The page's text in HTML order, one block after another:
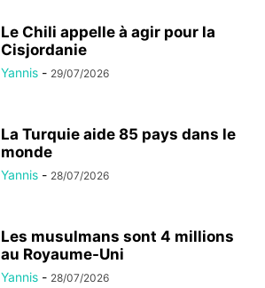
Le Chili appelle à agir pour la
Cisjordanie
Yannis - 29/07/2026
La Turquie aide 85 pays dans le
monde
Yannis - 28/07/2026
Les musulmans sont 4 millions
au Royaume-Uni
Yannis - 28/07/2026